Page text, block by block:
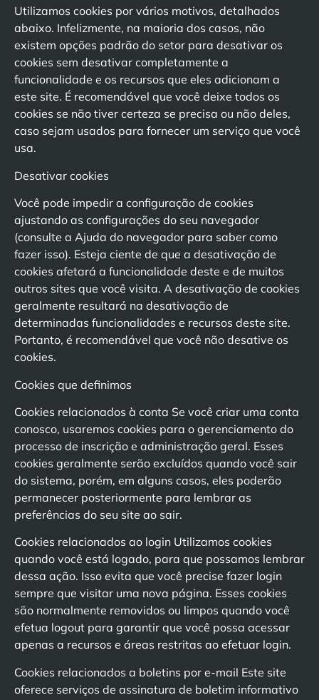
Utilizamos cookies por vários motivos, detalhados
abaixo. Infelizmente, na maioria dos casos, não
existem opções padrão do setor para desativar os
cookies sem desativar completamente a
funcionalidade e os recursos que eles adicionam a
este site. É recomendável que você deixe todos os
cookies se não tiver certeza se precisa ou não deles,
caso sejam usados para fornecer um serviço que você
usa.
Desativar cookies
Você pode impedir a configuração de cookies
ajustando as configurações do seu navegador
(consulte a Ajuda do navegador para saber como
fazer isso). Esteja ciente de que a desativação de
cookies afetará a funcionalidade deste e de muitos
outros sites que você visita. A desativação de cookies
geralmente resultará na desativação de
determinadas funcionalidades e recursos deste site.
Portanto, é recomendável que você não desative os
cookies.
Cookies que definimos
Cookies relacionados à conta Se você criar uma conta
conosco, usaremos cookies para o gerenciamento do
processo de inscrição e administração geral. Esses
cookies geralmente serão excluídos quando você sair
do sistema, porém, em alguns casos, eles poderão
permanecer posteriormente para lembrar as
preferências do seu site ao sair.
Cookies relacionados ao login Utilizamos cookies
quando você está logado, para que possamos lembrar
dessa ação. Isso evita que você precise fazer login
sempre que visitar uma nova página. Esses cookies
são normalmente removidos ou limpos quando você
efetua logout para garantir que você possa acessar
apenas a recursos e áreas restritas ao efetuar login.
Cookies relacionados a boletins por e-mail Este site
oferece serviços de assinatura de boletim informativo